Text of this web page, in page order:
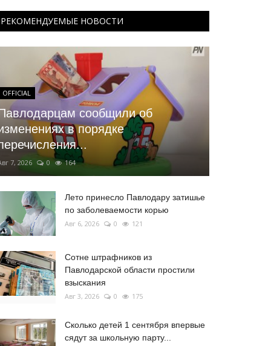
РЕКОМЕНДУЕМЫЕ НОВОСТИ
OFFICIAL
сообщили об
в порядке
7, 2026 0 164
Лето принесло Павлодару затишье
по заболеваемости корью
Авг 6, 2026 0 121
Сотне штрафников из
Павлодарской области простили
взыскания
Авг 3, 2026 0 175
Сколько детей 1 сентября впервые
сядут за школьную парту...